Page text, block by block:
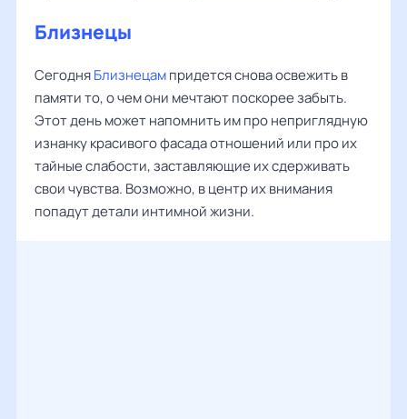
Близнецы
СегодняБлизнецампридется снова освежить в
памяти то, о чем они мечтают поскорее забыть.
Этот день может напомнить им про неприглядную
изнанку красивого фасада отношений или про их
тайные слабости, заставляющие их сдерживать
свои чувства. Возможно, в центр их внимания
попадут детали интимной жизни.